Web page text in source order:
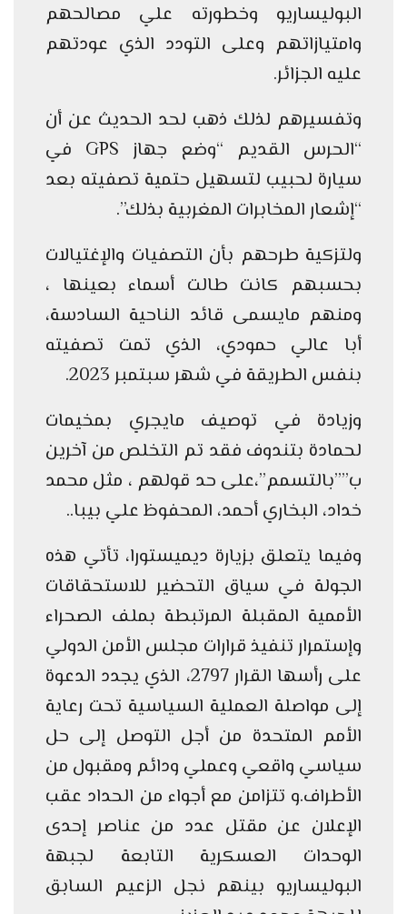
البوليساريو وخطورته علي مصالحهم
وامتيازاتهم وعلى التودد الذي عودتهم
عليه الجزائر.
وتفسيرهم لذلك ذهب لحد الحديث عن أن
“الحرس القديم “وضع جهاز GPS في
سيارة لحبيب لتسهيل حتمية تصفيته بعد
“إشعار المخابرات المغربية بذلك”.
ولتزكية طرحهم بأن التصفيات والإغتيالات
بحسبهم كانت طالت أسماء بعينها ،
ومنهم مايسمى قائد الناحية السادسة،
أبا عالي حمودي، الذي تمت تصفيته
بنفس الطريقة في شهر سبتمبر 2023.
وزيادة في توصيف مايجري بمخيمات
لحمادة بتندوف فقد تم التخلص من آخرين
ب””بالتسمم”،على حد قولهم ، مثل محمد
خداد، البخاري أحمد، المحفوظ علي بيبا..
وفيما يتعلق بزيارة ديميستورا، تأتي هذه
الجولة في سياق التحضير للاستحقاقات
الأممية المقبلة المرتبطة بملف الصحراء
وإستمرار تنفيذ قرارات مجلس الأمن الدولي
على رأسها القرار 2797، الذي يجدد الدعوة
إلى مواصلة العملية السياسية تحت رعاية
الأمم المتحدة من أجل التوصل إلى حل
سياسي واقعي وعملي ودائم ومقبول من
الأطراف.و تتزامن مع أجواء من الحداد عقب
الإعلان عن مقتل عدد من عناصر إحدى
الوحدات العسكرية التابعة لجبهة
البوليساريو بينهم نجل الزعيم السابق